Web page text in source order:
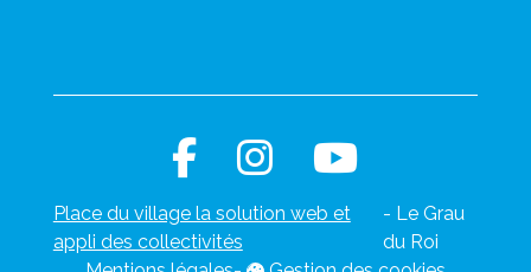
Place du village la solution web et
appli des collectivités
- Le Grau
du Roi